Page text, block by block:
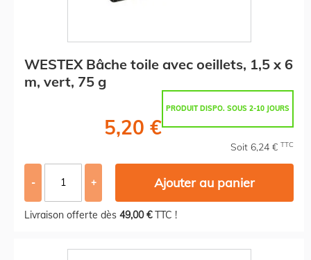
WESTEX Bâche toile avec oeillets, 1,5 x 6
m, vert, 75 g
PRODUIT DISPO. SOUS 2-10 JOURS
5,20 €
Soit 6,24 € TTC
- + Ajouter au panier
Livraison offerte dès 49,00 €TTC !